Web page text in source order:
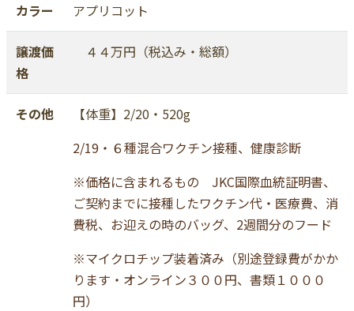
カラー アプリコット
譲渡価
格
４４万円（税込み・総額）
その他
【体重】2/20・520g
2/19・６種混合ワクチン接種、健康診断
※価格に含まれるもの JKC国際血統証明書、
ご契約までに接種したワクチン代・医療費、消
費税、お迎えの時のバッグ、2週間分のフード
※マイクロチップ装着済み（別途登録費がかか
ります・オンライン３００円、書類１０００
円）